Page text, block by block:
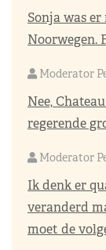
Sonja was
Noorwegen.
Moderator
Nee,
regerende
Moderator
Ik denk er
veranderd
moet de